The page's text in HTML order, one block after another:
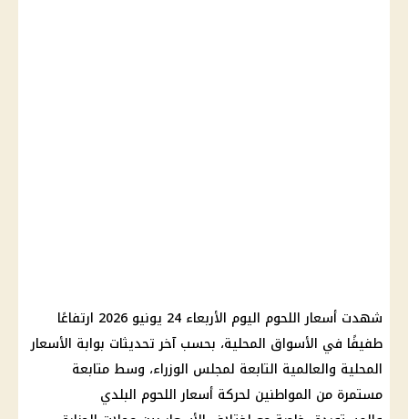
شهدت أسعار اللحوم اليوم الأربعاء 24 يونيو 2026 ارتفاعًا
طفيفًا في الأسواق المحلية، بحسب آخر تحديثات بوابة الأسعار
المحلية والعالمية التابعة لمجلس الوزراء، وسط متابعة
مستمرة من المواطنين لحركة أسعار اللحوم البلدي